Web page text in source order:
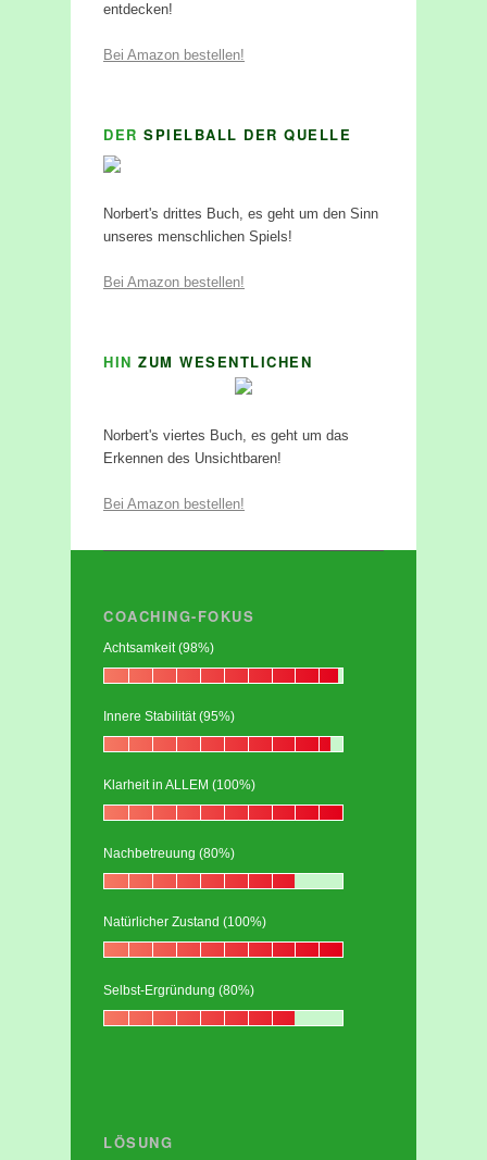
entdecken!
Bei Amazon bestellen!
DER SPIELBALL DER QUELLE
Norbert's drittes Buch, es geht um den Sinn
unseres menschlichen Spiels!
Bei Amazon bestellen!
HIN ZUM WESENTLICHEN
Norbert's viertes Buch, es geht um das
Erkennen des Unsichtbaren!
Bei Amazon bestellen!
COACHING-FOKUS
Achtsamkeit (98%)
Innere Stabilität (95%)
Klarheit in ALLEM (100%)
Nachbetreuung (80%)
Natürlicher Zustand (100%)
Selbst-Ergründung (80%)
LÖSUNG